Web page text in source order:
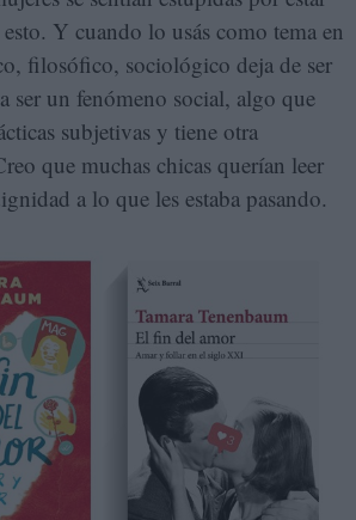
Y cuando lo usás como tema en
filosófico, sociológico deja de ser
ser un fenómeno social, algo que
subjetivas y tiene otra
que muchas chicas querían leer
a lo que les estaba pasando.